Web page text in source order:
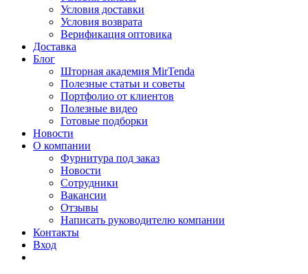
Условия доставки
Условия возврата
Верификация оптовика
Доставка
Блог
Шторная академия MirTenda
Полезные статьи и советы
Портфолио от клиентов
Полезные видео
Готовые подборки
Новости
О компании
Фурнитура под заказ
Новости
Сотрудники
Вакансии
Отзывы
Написать руководителю компании
Контакты
Вход